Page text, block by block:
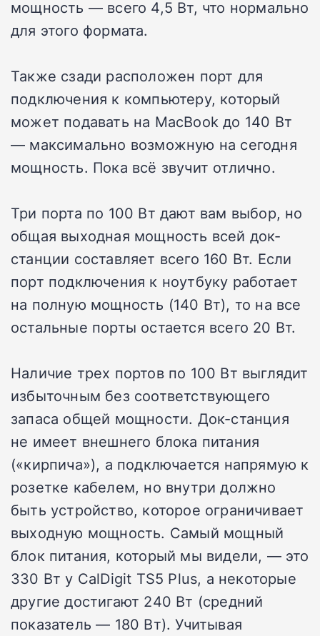
мощность — всего 4,5 Вт, что нормально
для этого формата.
Также сзади расположен порт для
подключения к компьютеру, который
может подавать на MacBook до 140 Вт
— максимально возможную на сегодня
мощность. Пока всё звучит отлично.
Три порта по 100 Вт дают вам выбор, но
общая выходная мощность всей док-
станции составляет всего 160 Вт. Если
порт подключения к ноутбуку работает
на полную мощность (140 Вт), то на все
остальные порты остается всего 20 Вт.
Наличие трех портов по 100 Вт выглядит
избыточным без соответствующего
запаса общей мощности. Док-станция
не имеет внешнего блока питания
(«кирпича»), а подключается напрямую к
розетке кабелем, но внутри должно
быть устройство, которое ограничивает
выходную мощность. Самый мощный
блок питания, который мы видели, — это
330 Вт у CalDigit TS5 Plus, а некоторые
другие достигают 240 Вт (средний
показатель — 180 Вт). Учитывая